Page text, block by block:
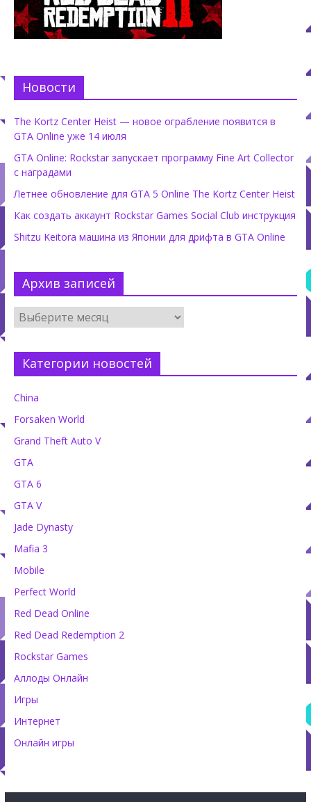
Новости
The Kortz Center Heist — новое ограбление появится в
GTA Online уже 14 июля
GTA Online: Rockstar запускает программу Fine Art Collector
с наградами
Летнее обновление для GTA 5 Online The Kortz Center Heist
Как создать аккаунт Rockstar Games Social Club инструкция
Shitzu Keitora машина из Японии для дрифта в GTA Online
Архив записей
Категории новостей
China
Forsaken World
Grand Theft Auto V
GTA
GTA 6
GTA V
Jade Dynasty
Mafia 3
Mobile
Perfect World
Red Dead Online
Red Dead Redemption 2
Rockstar Games
Аллоды Онлайн
Игры
Интернет
Онлайн игры